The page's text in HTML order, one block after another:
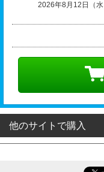
2026年8月12日（
他のサイトで購入